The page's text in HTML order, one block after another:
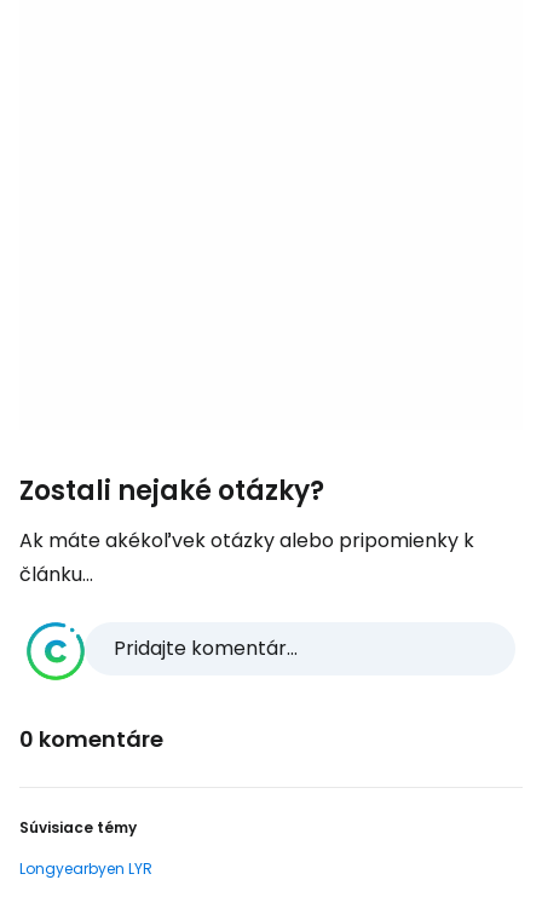
Zostali nejaké otázky?
Ak máte akékoľvek otázky alebo pripomienky k
článku...
Pridajte komentár...
0 komentáre
Súvisiace témy
Longyearbyen LYR